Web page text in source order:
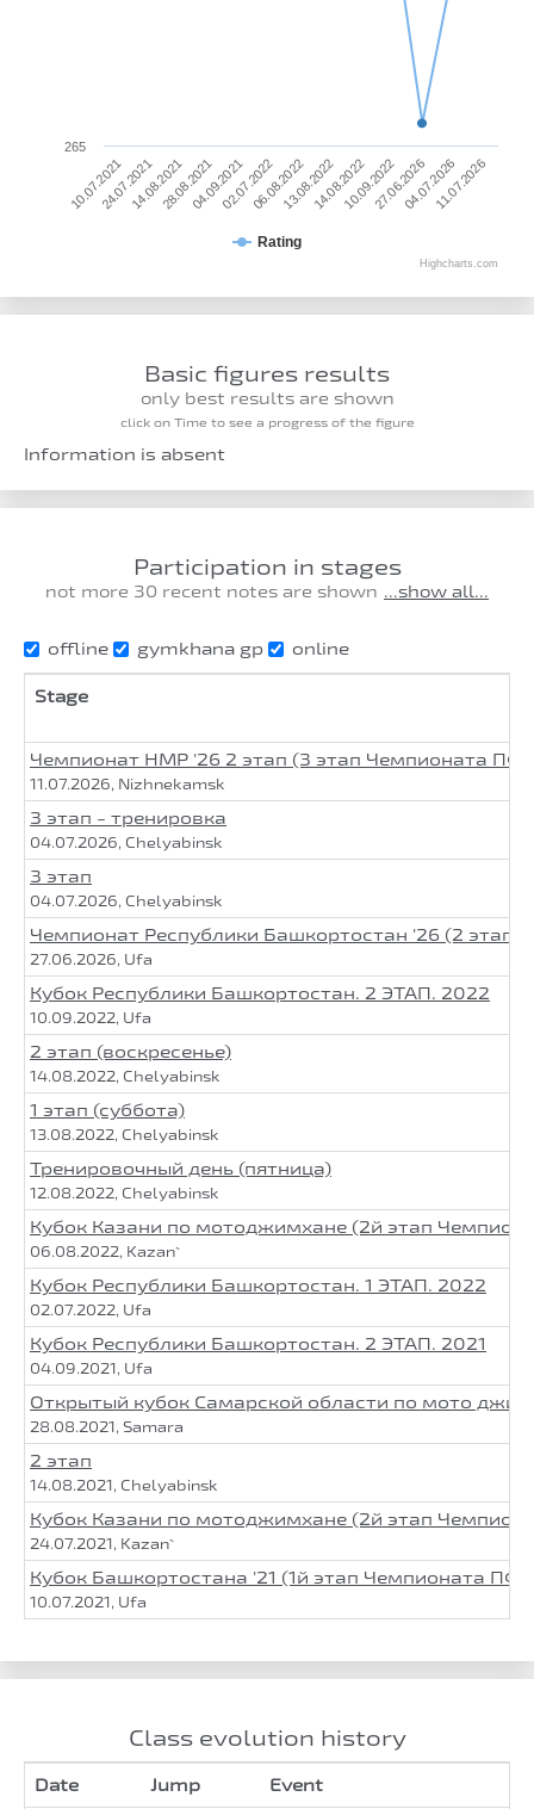
Rating
10.07.202124.07.202114.08.202128.08.202104.09.202102.07.202206.08.202213.08.202214.08.202210.09.202227.06.202604.07.202611.07.2026
265
Highcharts.com
Basic figures results
only best results are shown
click on Time to see a progress of the figure
Information is absent
Participation in stages
not more 30 recent notes are shown ...show all...
offline gymkhana gp online
Stage
Чемпионат НМР '26 2 этап (3 этап Чемпионата
11.07.2026, Nizhnekamsk
3 этап - тренировка
04.07.2026, Chelyabinsk
3 этап
04.07.2026, Chelyabinsk
Чемпионат Республики Башкортостан '26 (2 этап
27.06.2026, Ufa
Кубок Республики Башкортостан. 2 ЭТАП. 2022
10.09.2022, Ufa
2 этап (воскресенье)
14.08.2022, Chelyabinsk
1 этап (суббота)
13.08.2022, Chelyabinsk
Тренировочный день (пятница)
12.08.2022, Chelyabinsk
Кубок Казани по мотоджимхане (2й этап
06.08.2022, Kazan`
Кубок Республики Башкортостан. 1 ЭТАП. 2022
02.07.2022, Ufa
Кубок Республики Башкортостан. 2 ЭТАП. 2021
04.09.2021, Ufa
Открытый кубок Самарской области по мото
28.08.2021, Samara
2 этап
14.08.2021, Chelyabinsk
Кубок Казани по мотоджимхане (2й этап
24.07.2021, Kazan`
Кубок Башкортостана '21 (1й этап Чемпионата
10.07.2021, Ufa
Class evolution history
Date Jump Event